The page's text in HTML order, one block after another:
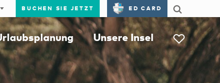
BUCHEN SIE JETZT ED CARD
Unsere Insel